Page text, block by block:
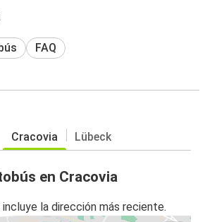
FAQ
Cracovia Lübeck
en Cracovia
la dirección más reciente.